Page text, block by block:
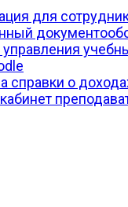
для
управления
справки о